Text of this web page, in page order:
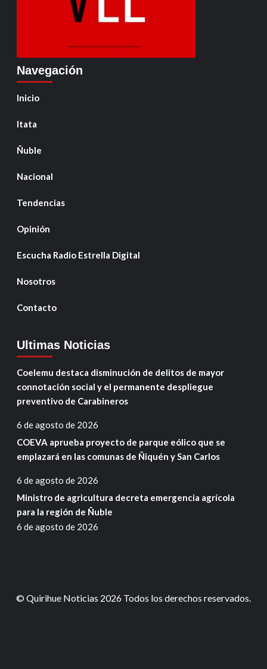
Navegación
Inicio
Itata
Ñuble
Nacional
Tendencias
Opinión
Escucha Radio Estrella Digital
Nosotros
Contacto
Ultimas Noticias
Coelemu destaca disminución de delitos de mayor
connotación social y el permanente despliegue
preventivo de Carabineros
6 de agosto de 2026
COEVA aprueba proyecto de parque eólico que se
emplazará en las comunas de Ñiquén y San Carlos
6 de agosto de 2026
Ministro de agricultura decreta emergencia agrícola
para la región de Ñuble
6 de agosto de 2026